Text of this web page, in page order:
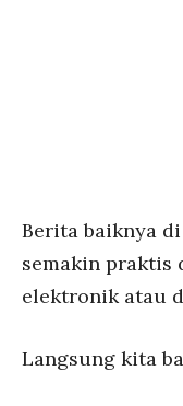
Berita baiknya
semakin praktis
elektronik atau
Langsung kita